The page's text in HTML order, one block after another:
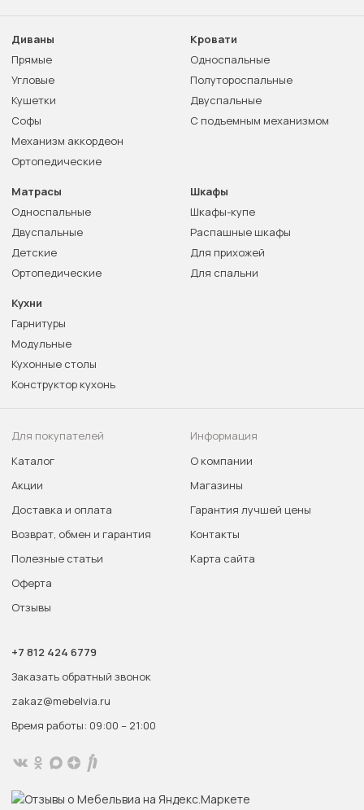
Диваны
Прямые
Угловые
Кушетки
Софы
Механизм аккордеон
Ортопедические
Кровати
Односпальные
Полутороспальные
Двуспальные
С подъемным механизмом
Матрасы
Односпальные
Двуспальные
Детские
Ортопедические
Шкафы
Шкафы-купе
Распашные шкафы
Для прихожей
Для спальни
Кухни
Гарнитуры
Модульные
Кухонные столы
Конструктор кухонь
Для покупателей
Каталог
Акции
Доставка и оплата
Возврат, обмен и гарантия
Полезные статьи
Оферта
Отзывы
Информация
О компании
Магазины
Гарантия лучшей цены
Контакты
Карта сайта
+7 812 424 6779
Заказать обратный звонок
zakaz@mebelvia.ru
Время работы: 09:00 – 21:00